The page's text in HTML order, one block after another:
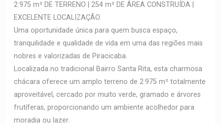
2.975 m² DE TERRENO | 254 m² DE ÁREA CONSTRUÍDA |
EXCELENTE LOCALIZAÇÃO
Uma oportunidade única para quem busca espaço,
tranquilidade e qualidade de vida em uma das regiões mais
nobres e valorizadas de Piracicaba.
Localizada no tradicional Bairro Santa Rita, esta charmosa
chácara oferece um amplo terreno de 2.975 m² totalmente
aproveitável, cercado por muito verde, gramado e árvores
frutíferas, proporcionando um ambiente acolhedor para
moradia ou lazer.